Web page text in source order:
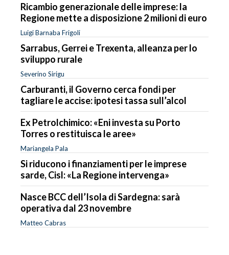
Ricambio generazionale delle imprese: la
Regione mette a disposizione 2 milioni di euro
Luigi Barnaba Frigoli
Sarrabus, Gerrei e Trexenta, alleanza per lo
sviluppo rurale
Severino Sirigu
Carburanti, il Governo cerca fondi per
tagliare le accise: ipotesi tassa sull’alcol
Ex Petrolchimico: «Eni investa su Porto
Torres o restituisca le aree»
Mariangela Pala
Si riducono i finanziamenti per le imprese
sarde, Cisl: «La Regione intervenga»
Nasce BCC dell’Isola di Sardegna: sarà
operativa dal 23 novembre
Matteo Cabras